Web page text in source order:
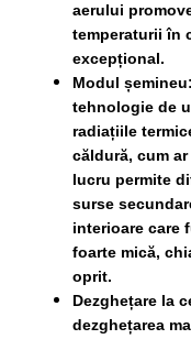
aerului
temperaturii în
excepțional.
Modul șemineu:
tehnologie de
radiațiile
căldură, cum
lucru permite
surse
interioare care
foarte mică,
oprit.
Dezghețare la
dezghețarea